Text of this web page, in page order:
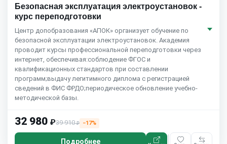
Безопасная эксплуатация электроустановок -
курс переподготовки
Центр допобразования «АПОК» организует обучение по
безопасной эксплуатации электроустановок. Академия
проводит курсы профессиональной переподготовки через
интернет, обеспечивая:соблюдение ФГОС и
квалификационных стандартов при составлении
программ;выдачу легитимного диплома с регистрацией
сведений в ФИС ФРДО;периодическое обновление учебно-
методической базы.
32 980 ₽39 910₽ −17%
Подробнее